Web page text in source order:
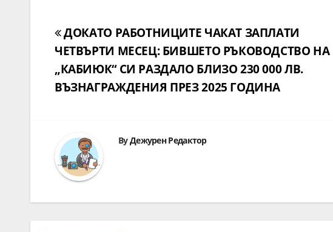
Навигация
ДОКАТО РАБОТНИЦИТЕ ЧАКАТ ЗАПЛАТИ
ЧЕТВЪРТИ МЕСЕЦ: БИВШЕТО РЪКОВОДСТВО НА
„КАБИЮК“ СИ РАЗДАЛО БЛИЗО 230 000 ЛВ.
ВЪЗНАГРАЖДЕНИЯ ПРЕЗ 2025 ГОДИНА
ByДежурен Редактор